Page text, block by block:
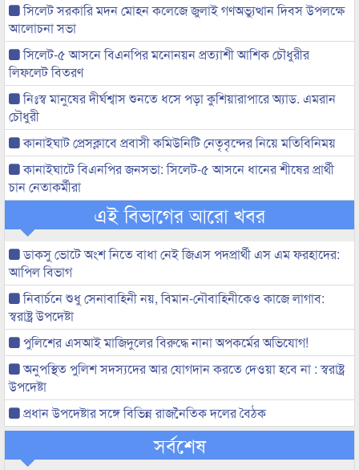
সিলেট সরকারি মদন মোহন কলেজে জুলাই গণঅভ্যুত্থান দিবস উপলক্ষে
আলোচনা সভা
সিলেট-৫ আসনে বিএনপির মনোনয়ন প্রত্যাশী আশিক চৌধুরীর
লিফলেট বিতরণ
নিঃস্ব মানুষের দীর্ঘশ্বাস শুনতে ধসে পড়া কুশিয়ারাপারে অ্যাড. এমরান
চৌধুরী
কানাইঘাট প্রেসক্লাবে প্রবাসী কমিউনিটি নেতৃবৃন্দের নিয়ে মতিবিনিময়
কানাইঘাটে বিএনপির জনসভা: সিলেট-৫ আসনে ধানের শীষের প্রার্থী
চান নেতাকর্মীরা
এই বিভাগের আরো খবর
ডাকসু ভোটে অংশ নিতে বাধা নেই জিএস পদপ্রার্থী এস এম ফরহাদের:
আপিল বিভাগ
নিবার্চনে শুধু সেনাবাহিনী নয়, বিমান-নৌবাহিনীকেও কাজে লাগাব:
স্বরাষ্ট্র উপদেষ্টা
পুলিশের এসআই মাজিদুলের বিরুদ্ধে নানা অপকর্মের অভিযোগ!
অনুপস্থিত পুলিশ সদস্যদের আর যোগদান করতে দেওয়া হবে না : স্বরাষ্ট্র
উপদেষ্টা
প্রধান উপদেষ্টার সঙ্গে বিভিন্ন রাজনৈতিক দলের বৈঠক
সর্বশেষ